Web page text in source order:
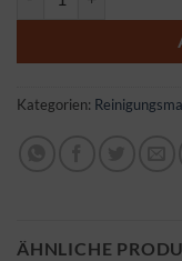
Kategorien:
ÄHNLICHE